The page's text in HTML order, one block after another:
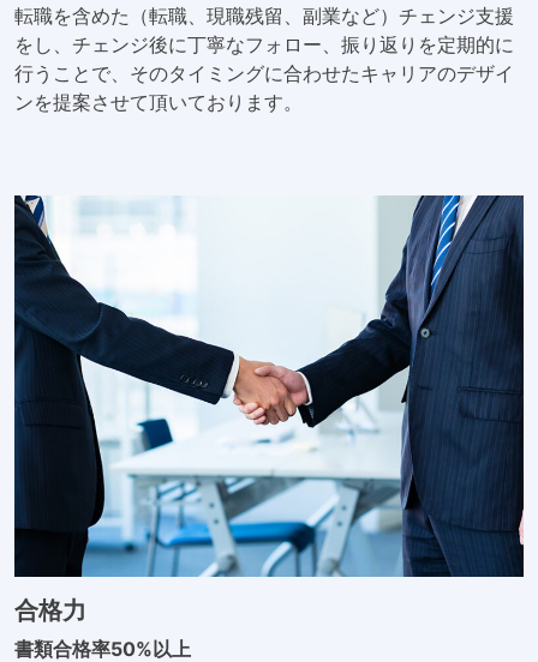
転職を含めた（転職、現職残留、副業など）チェンジ支援
をし、チェンジ後に丁寧なフォロー、振り返りを定期的に
行うことで、そのタイミングに合わせたキャリアのデザイ
ンを提案させて頂いております。
合格力
書類合格率50%以上